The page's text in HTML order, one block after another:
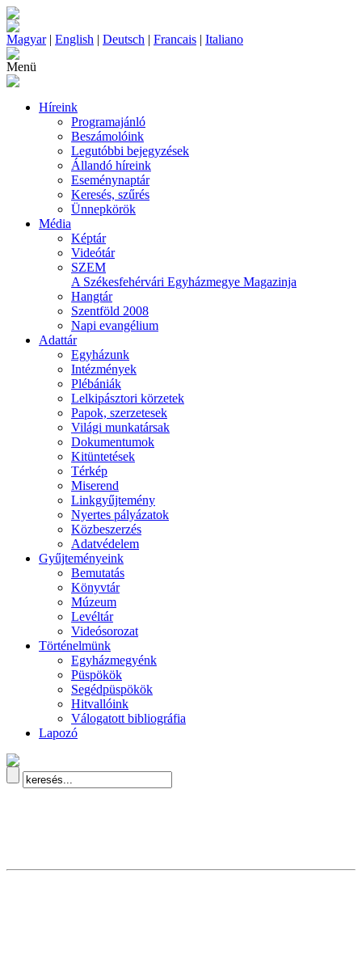
Magyar| English | Deutsch | Francais | Italiano
Menü
Híreink
Programajánló
Beszámolóink
Legutóbbi bejegyzések
Állandó híreink
Eseménynaptár
Keresés, szűrés
Ünnepkörök
Média
Képtár
Videótár
SZEM
A Székesfehérvári Egyházmegye Magazinja
Hangtár
Szentföld 2008
Napi evangélium
Adattár
Egyházunk
Intézmények
Plébániák
Lelkipásztori körzetek
Papok, szerzetesek
Világi munkatársak
Dokumentumok
Kitüntetések
Térkép
Miserend
Linkgyűjtemény
Nyertes pályázatok
Közbeszerzés
Adatvédelem
Gyűjteményeink
Bemutatás
Könyvtár
Múzeum
Levéltár
Videósorozat
Történelmünk
Egyházmegyénk
Püspökök
Segédpüspökök
Hitvallóink
Válogatott bibliográfia
Lapozó